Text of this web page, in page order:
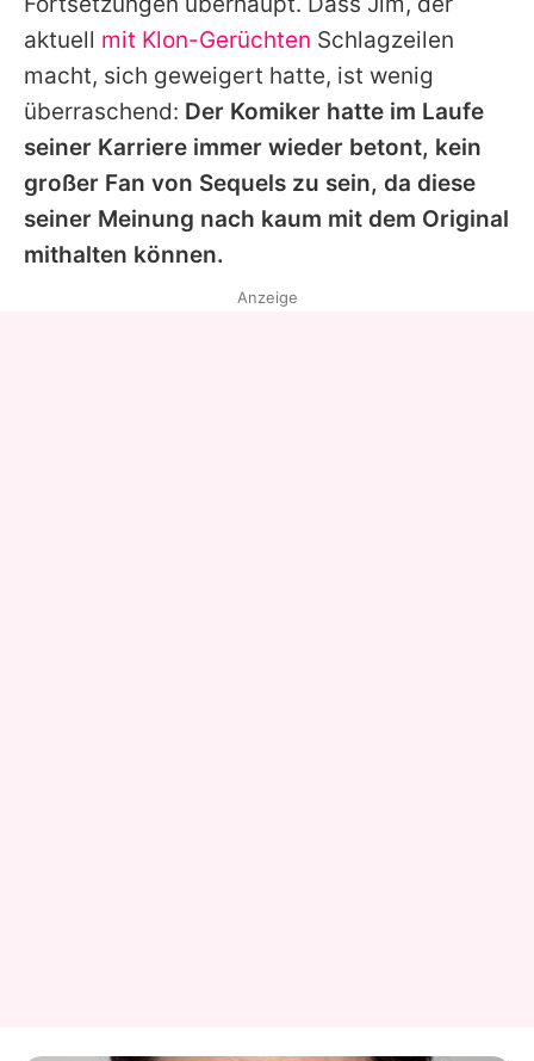
aktuell mit Klon-Gerüchten Schlagzeilen
macht, sich geweigert hatte, ist wenig
überraschend: Der Komiker hatte im Laufe
seiner Karriere immer wieder betont, kein
großer Fan von Sequels zu sein, da diese
seiner Meinung nach kaum mit dem Original
mithalten können.
Anzeige